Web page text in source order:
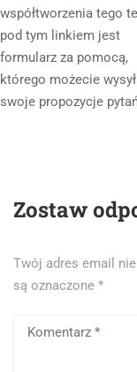
współtworzenia tego
pod tym linkiem jest
formularz za pomocą,
którego możecie
swoje propozycje
Zostaw
Twój adres email
są oznaczone *